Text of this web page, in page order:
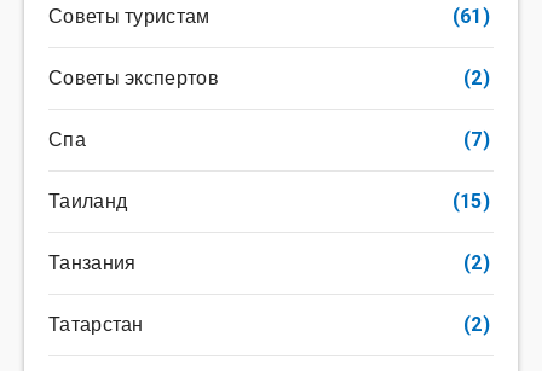
Советы туристам (61)
Советы экспертов (2)
Спа (7)
Таиланд (15)
Танзания (2)
Татарстан (2)